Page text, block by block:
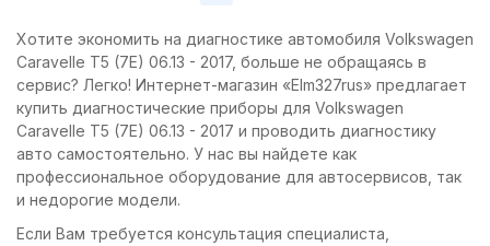
Хотите экономить на диагностике автомобиля Volkswagen
Caravelle T5 (7E) 06.13 - 2017, больше не обращаясь в
сервис? Легко! Интернет-магазин «Elm327rus» предлагает
купить диагностические приборы для Volkswagen
Caravelle T5 (7E) 06.13 - 2017 и проводить диагностику
авто самостоятельно. У нас вы найдете как
профессиональное оборудование для автосервисов, так
и недорогие модели.
Если Вам требуется консультация специалиста,